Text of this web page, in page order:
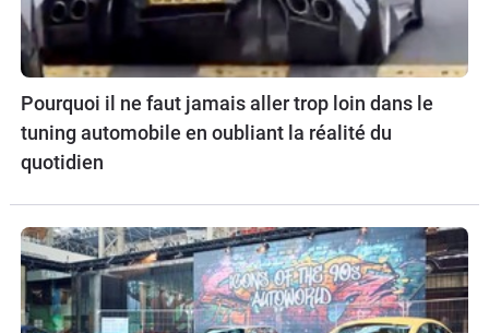
Pourquoi il ne faut jamais aller trop loin dans le
tuning automobile en oubliant la réalité du
quotidien